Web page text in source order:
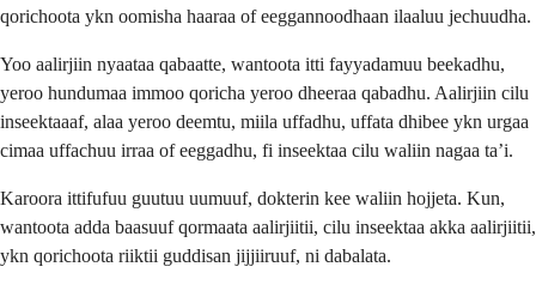
qorichoota ykn oomisha haaraa of eeggannoodhaan ilaaluu jechuudha.
Yoo aalirjiin nyaataa qabaatte, wantoota itti fayyadamuu beekadhu,
yeroo hundumaa immoo qoricha yeroo dheeraa qabadhu. Aalirjiin cilu
inseektaaaf, alaa yeroo deemtu, miila uffadhu, uffata dhibee ykn urgaa
cimaa uffachuu irraa of eeggadhu, fi inseektaa cilu waliin nagaa ta’i.
Karoora ittifufuu guutuu uumuuf, dokterin kee waliin hojjeta. Kun,
wantoota adda baasuuf qormaata aalirjiitii, cilu inseektaa akka aalirjiitii,
ykn qorichoota riiktii guddisan jijjiiruuf, ni dabalata.